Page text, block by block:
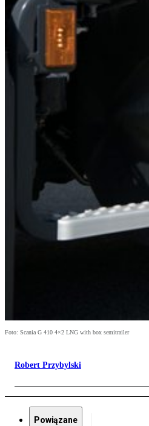
Foto: Scania G 410 4×2 LNG with box semitrailer
Robert Przybylski
Powiązane